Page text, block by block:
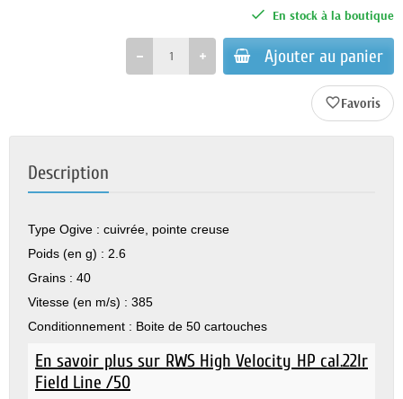
En stock à la boutique
Ajouter au panier
favorite_border
Description
Type Ogive : cuivrée, pointe creuse
Poids (en g) : 2.6
Grains : 40
Vitesse (en m/s) : 385
Conditionnement : Boite de 50 cartouches
En savoir plus sur RWS High Velocity HP cal.22lr
Field Line /50